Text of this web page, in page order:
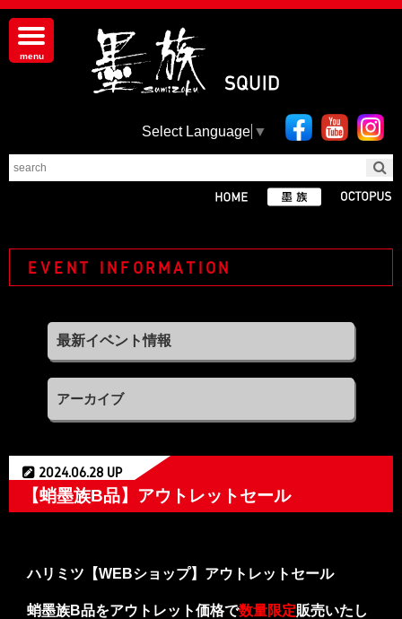
Select Language ▼
EVENT INFORMATION
アーカイブ
2024.06.28 UP
【蛸墨族B品】アウトレットセール
ハリミツ【WEBショップ】アウトレットセール
蛸墨族B品をアウトレット価格で数量限定販売いたし